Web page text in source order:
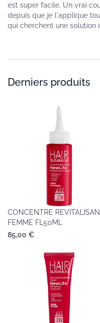
est super facile. Un vrai
depuis que je l'applique
qui cherchent une solution
Derniers produits
CONCENTRE
FEMME FL50ML
85,00 €